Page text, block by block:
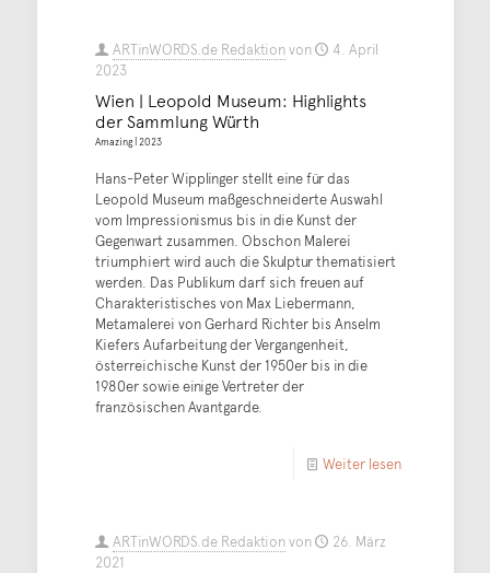
ARTinWORDS.de Redaktionvon
4. April
2023
Wien | Leopold Museum: Highlights
der Sammlung Würth
Amazing | 2023
Hans-Peter Wipplinger stellt eine für das
Leopold Museum maßgeschneiderte Auswahl
vom Impressionismus bis in die Kunst der
Gegenwart zusammen. Obschon Malerei
triumphiert wird auch die Skulptur thematisiert
werden. Das Publikum darf sich freuen auf
Charakteristisches von Max Liebermann,
Metamalerei von Gerhard Richter bis Anselm
Kiefers Aufarbeitung der Vergangenheit,
österreichische Kunst der 1950er bis in die
1980er sowie einige Vertreter der
französischen Avantgarde.
Weiter lesen
ARTinWORDS.de Redaktionvon
26. März
2021